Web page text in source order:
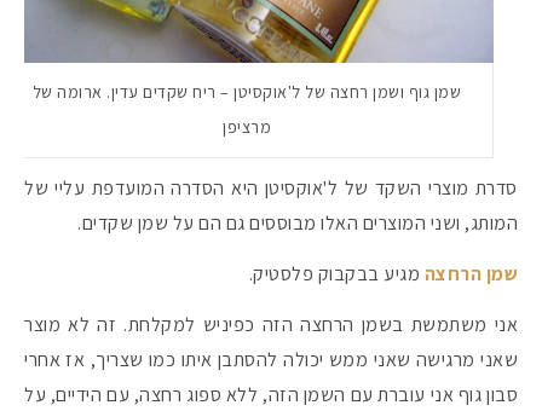
שמן גוף ושמן רחצה של ל'אוקסיטן – ריח שקדים עדין. ארומה של
מרציפן
סדרת מוצרי השקד של ל'אוקסיטן היא הסדרה המועדפת עליי של
המותג, ושני המוצרים האלו מבוססים גם הם על שמן שקדים.
שמן הרחצה מגיע בבקבוק פלסטיק.
אני משתמשת בשמן הרחצה הזה כפיניש למקלחת. זה לא מוצר
שאני מרגישה שאני ממש יכולה להסתבן איתו כמו שצריך, אז אחרי
סבון גוף אני עוברת עם השמן הזה, ללא ספוג רחצה, עם הידיים, על